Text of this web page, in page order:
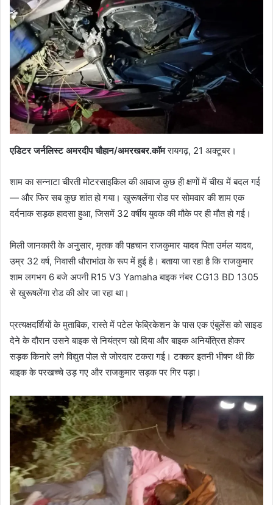
एडिटर जर्नलिस्ट अमरदीप चौहान/अमरखबर.कॉमरायगढ़, 21 अक्टूबर।
शाम का सन्नाटा चीरती मोटरसाइकिल की आवाज कुछ ही क्षणों में चीख में बदल गई
— और फिर सब कुछ शांत हो गया। खुरूषलेंगा रोड पर सोमवार की शाम एक
दर्दनाक सड़क हादसा हुआ, जिसमें 32 वर्षीय युवक की मौके पर ही मौत हो गई।
मिली जानकारी के अनुसार, मृतक की पहचान राजकुमार यादव पिता उर्मल यादव,
उम्र 32 वर्ष, निवासी धौराभांठा के रूप में हुई है। बताया जा रहा है कि राजकुमार
शाम लगभग 6 बजे अपनी R15 V3 Yamaha बाइक नंबर CG13 BD 1305
से खुरूषलेंगा रोड की ओर जा रहा था।
प्रत्यक्षदर्शियों के मुताबिक, रास्ते में पटेल फेब्रिकेशन के पास एक एंबुलेंस को साइड
देने के दौरान उसने बाइक से नियंत्रण खो दिया और बाइक अनियंत्रित होकर
सड़क किनारे लगे विद्युत पोल से जोरदार टकरा गई। टक्कर इतनी भीषण थी कि
बाइक के परखच्चे उड़ गए और राजकुमार सड़क पर गिर पड़ा।